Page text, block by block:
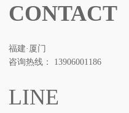
CONTACT
福建·厦门
咨询热线： 13906001186
LINE